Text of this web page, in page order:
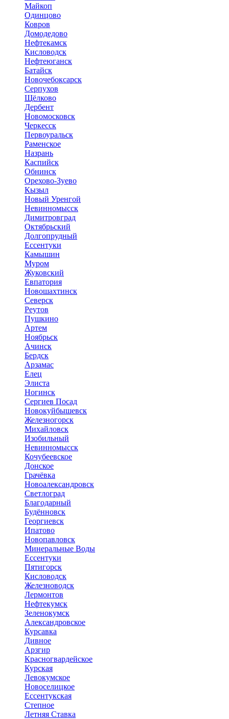
Майкоп
Одинцово
Ковров
Домодедово
Нефтекамск
Кисловодск
Нефтеюганск
Батайск
Новочебоксарск
Серпухов
Щёлково
Дербент
Новомосковск
Черкесск
Первоуральск
Раменское
Назрань
Каспийск
Обнинск
Орехово-Зуево
Кызыл
Новый Уренгой
Невинномысск
Димитровград
Октябрьский
Долгопрудный
Ессентуки
Камышин
Муром
Жуковский
Евпатория
Новошахтинск
Северск
Реутов
Пушкино
Артем
Ноябрьск
Ачинск
Бердск
Арзамас
Елец
Элиста
Ногинск
Сергиев Посад
Новокуйбышевск
Железногорск
Михайловск
Изобильный
Невинномысск
Кочубеевское
Донское
Грачёвка
Новоалександровск
Светлоград
Благодарный
Будённовск
Георгиевск
Ипатово
Новопавловск
Минеральные Воды
Ессентуки
Пятигорск
Кисловодск
Железноводск
Лермонтов
Нефтекумск
Зеленокумск
Александровское
Курсавка
Дивное
Арзгир
Красногвардейское
Курская
Левокумское
Новоселицкое
Ессентукская
Степное
Летняя Ставка